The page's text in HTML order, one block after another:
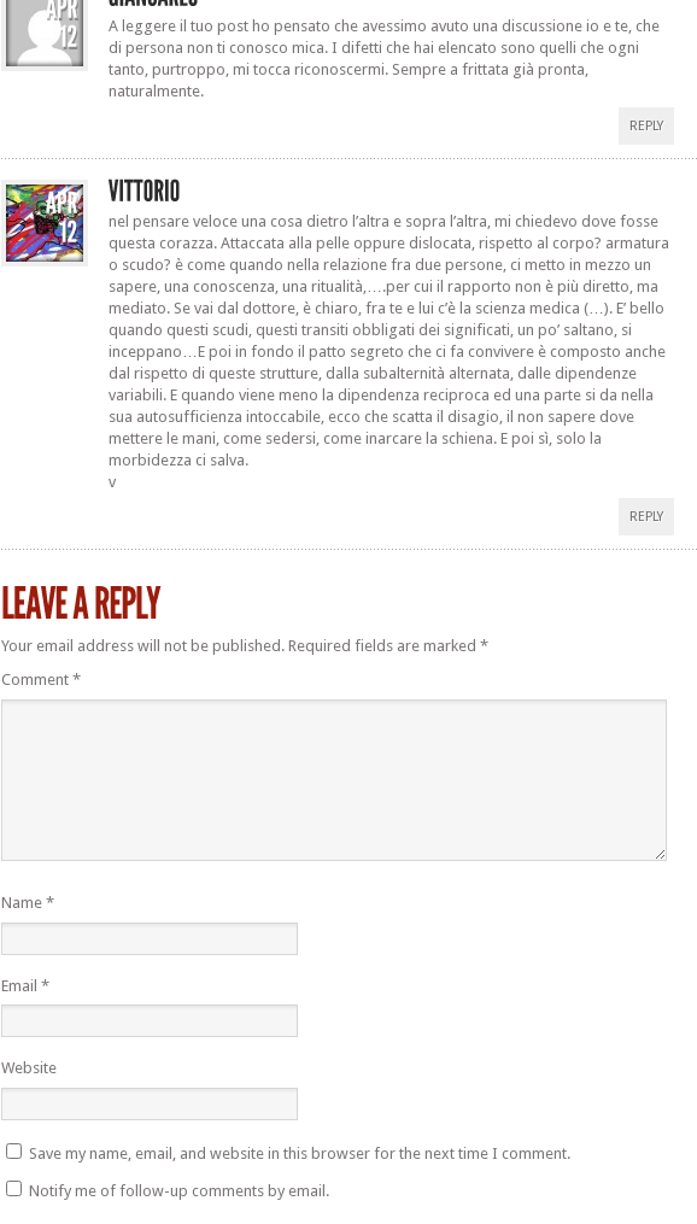
A leggere il tuo post ho pensato che avessimo avuto una discussione io e te, che
di persona non ti conosco mica. I difetti che hai elencato sono quelli che ogni
tanto, purtroppo, mi tocca riconoscermi. Sempre a frittata già pronta,
naturalmente.
REPLY
nel pensare veloce una cosa dietro l’altra e sopra l’altra, mi chiedevo dove fosse
questa corazza. Attaccata alla pelle oppure dislocata, rispetto al corpo? armatura
o scudo? è come quando nella relazione fra due persone, ci metto in mezzo un
sapere, una conoscenza, una ritualità,….per cui il rapporto non è più diretto, ma
mediato. Se vai dal dottore, è chiaro, fra te e lui c’è la scienza medica (…). E’ bello
quando questi scudi, questi transiti obbligati dei significati, un po’ saltano, si
inceppano…E poi in fondo il patto segreto che ci fa convivere è composto anche
dal rispetto di queste strutture, dalla subalternità alternata, dalle dipendenze
variabili. E quando viene meno la dipendenza reciproca ed una parte si da nella
sua autosufficienza intoccabile, ecco che scatta il disagio, il non sapere dove
mettere le mani, come sedersi, come inarcare la schiena. E poi sì, solo la
morbidezza ci salva.
v
REPLY
Your email address will not be published. Required fields are marked *
Comment *
Name *
Email *
Website
Save my name, email, and website in this browser for the next time I comment.
Notify me of follow-up comments by email.